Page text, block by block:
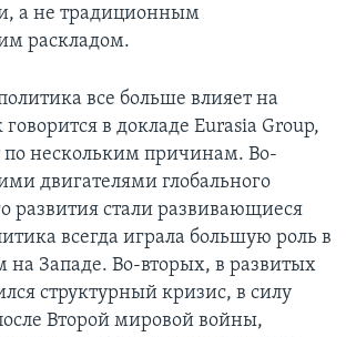
а не традиционным
раскладом.
все больше влияет на
в докладе Eurasia Group,
по нескольким причинам. Во-
двигателями глобального
развития стали развивающиеся
всегда играла большую роль в
на Западе. Во-вторых, в развитых
структурный кризис, в силу
Второй мировой войны,